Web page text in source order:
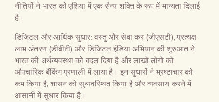
नीतियों ने भारत को एशिया में एक सैन्य शक्ति के रूप में मान्यता दिलाई
है।
डिजिटल और आर्थिक सुधार: वस्तु और सेवा कर (जीएसटी), प्रत्यक्ष
लाभ अंतरण (डीबीटी) और डिजिटल इंडिया अभियान की शुरुआत ने
भारत की अर्थव्यवस्था को बदल दिया है और लाखों लोगों को
औपचारिक बैंकिंग प्रणाली में लाया है। इन सुधारों ने भ्रष्टाचार को
कम किया है, शासन को सुव्यवस्थित किया है और व्यवसाय करने में
आसानी में सुधार किया है।